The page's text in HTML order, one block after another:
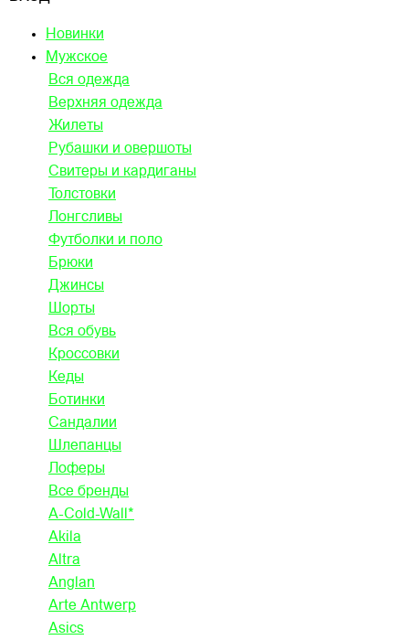
Новинки
Мужское
Вся одежда
Верхняя одежда
Жилеты
Рубашки и овершоты
Свитеры и кардиганы
Толстовки
Лонгсливы
Футболки и поло
Брюки
Джинсы
Шорты
Вся обувь
Кроссовки
Кеды
Ботинки
Сандалии
Шлепанцы
Лоферы
Все бренды
A-Cold-Wall*
Akila
Altra
Anglan
Arte Antwerp
Asics